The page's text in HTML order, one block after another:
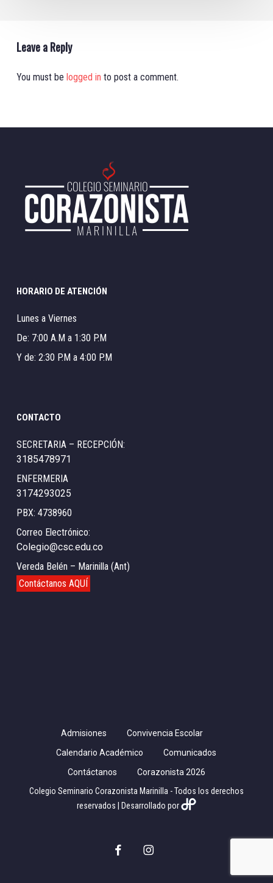
Leave a Reply
You must be logged in to post a comment.
HORARIO DE ATENCIÓN
Lunes a Viernes
De: 7:00 A.M a 1:30 P.M
Y de: 2:30 P.M a 4:00 P.M
CONTACTO
SECRETARIA – RECEPCIÓN:
3185478971
ENFERMERIA
3174293025
PBX: 4738960
Correo Electrónico:
Colegio@csc.edu.co
Vereda Belén – Marinilla (Ant)
Contáctanos AQUÍ
Admisiones
Convivencia Escolar
Calendario Académico
Comunicados
Contáctanos
Corazonista 2026
Colegio Seminario Corazonista Marinilla - Todos los derechos
reservados | Desarrollado por
facebookinstagram